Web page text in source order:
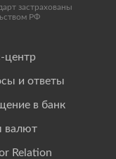
центр
и ответы
в банк
валют
Relation
застрахованы
РФ